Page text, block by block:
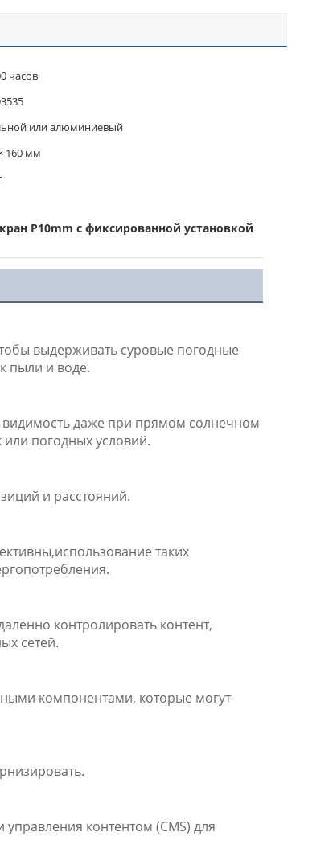
часов
или алюминиевый
160 мм
P10mm с фиксированной установкой
выдерживать суровые погодные
пыли и воде.
даже при прямом солнечном
или погодных условий.
и расстояний.
таких
контролировать контент,
сетей.
компонентами, которые могут
контентом (CMS) для